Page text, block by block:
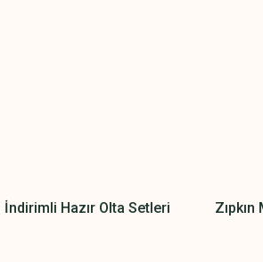
İndirimli Hazır Olta Setleri